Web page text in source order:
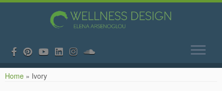
Skip
Home » Ivory